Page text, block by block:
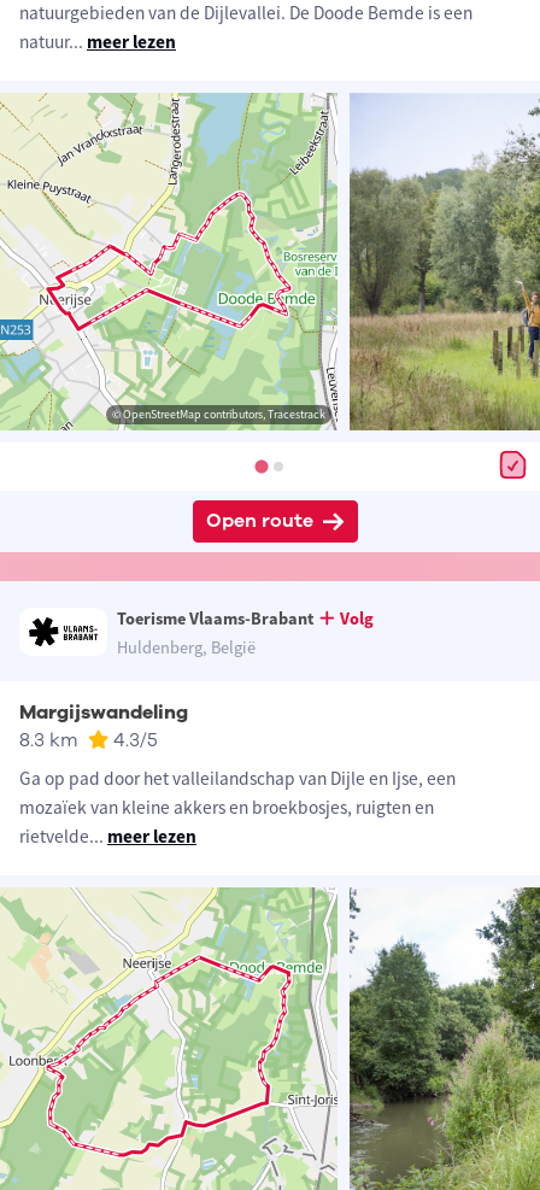
natuurgebieden van de Dijlevallei. De Doode Bemde is een
natuur... meer lezen
© OpenStreetMap contributors, Tracestrack
Open route
Toerisme Vlaams-Brabant
Volg
Huldenberg, België
Margijswandeling
8.3 km 4.3/5
Ga op pad door het valleilandschap van Dijle en Ijse, een
mozaïek van kleine akkers en broekbosjes, ruigten en
rietvelde... meer lezen